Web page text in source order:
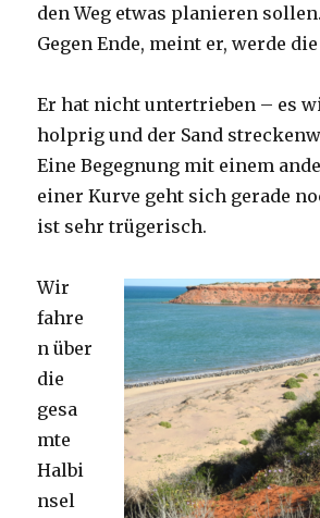
den Weg etwas planieren sollen.
Gegen Ende, meint er, werde
Er hat nicht untertrieben – es
holprig und der Sand
Eine Begegnung mit einem
einer Kurve geht sich gerade
ist sehr trügerisch.
Wir
fahre
n über
die
gesa
mte
Halbi
nsel